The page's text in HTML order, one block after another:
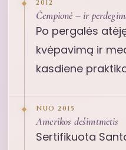
2012
Čempionė – ir
Po pergalės
kvėpavimą ir
kasdiene
NUO 2015
Amerikos dešimtmetis
Sertifikuota